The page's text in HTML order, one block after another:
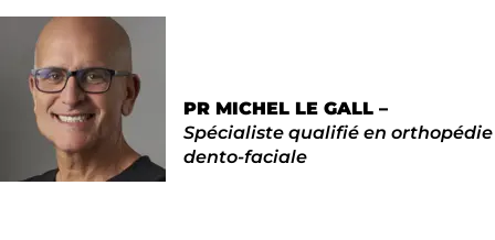
PR MICHEL LE GALL –
Spécialiste qualifié en orthopédie
dento-faciale